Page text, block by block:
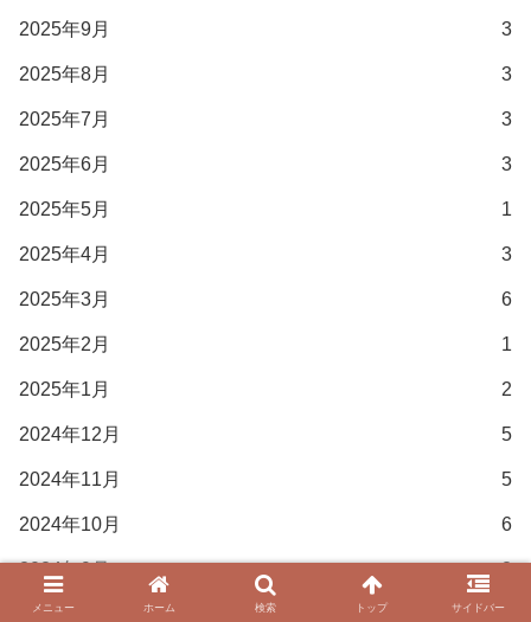
2025年9月 3
2025年8月 3
2025年7月 3
2025年6月 3
2025年5月 1
2025年4月 3
2025年3月 6
2025年2月 1
2025年1月 2
2024年12月 5
2024年11月 5
2024年10月 6
2024年9月 2
2024年8月 4
メニュー ホーム 検索 トップ サイドバー